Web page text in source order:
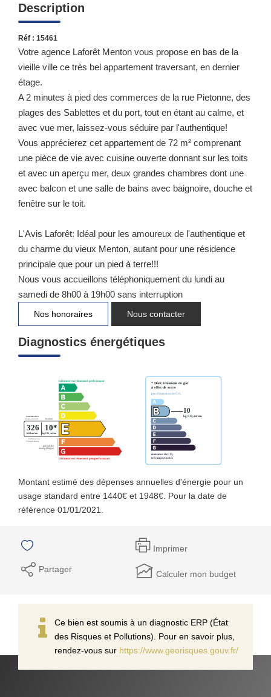
Description
Réf : 15461
Votre agence Laforêt Menton vous propose en bas de la
vieille ville ce très bel appartement traversant, en dernier
étage.
A 2 minutes à pied des commerces de la rue Pietonne, des
plages des Sablettes et du port, tout en étant au calme, et
avec vue mer, laissez-vous séduire par l'authentique!
Vous apprécierez cet appartement de 72 m² comprenant
une pièce de vie avec cuisine ouverte donnant sur les toits
et avec un aperçu mer, deux grandes chambres dont une
avec balcon et une salle de bains avec baignoire, douche et
fenêtre sur le toit.
L'Avis Laforêt: Idéal pour les amoureux de l'authentique et
du charme du vieux Menton, autant pour une résidence
principale que pour un pied à terre!!!
Nous vous accueillons téléphoniquement du lundi au
samedi de 8h00 à 19h00 sans interruption
Nos honoraires Nous contacter
Diagnostics énergétiques
Montant estimé des dépenses annuelles d'énergie pour un
usage standard entre 1440€ et 1948€. Pour la date de
référence 01/01/2021.
Imprimer
Partager Calculer mon budget
Ce bien est soumis à un diagnostic ERP (État
des Risques et Pollutions). Pour en savoir plus,
rendez-vous sur https://www.georisques.gouv.fr/